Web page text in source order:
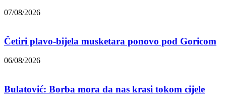
07/08/2026
Četiri plavo-bijela musketara ponovo pod Goricom
06/08/2026
Bulatović: Borba mora da nas krasi tokom cijele